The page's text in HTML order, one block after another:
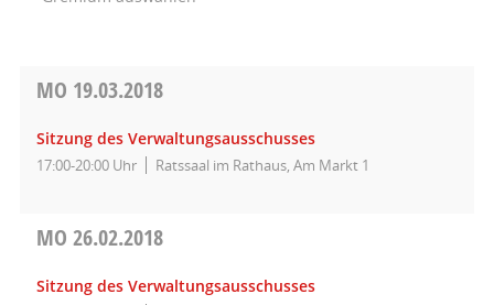
MO 19.03.2018
Sitzung des Verwaltungsausschusses
17:00-20:00 Uhr Ratssaal im Rathaus, Am Markt 1
MO 26.02.2018
Sitzung des Verwaltungsausschusses